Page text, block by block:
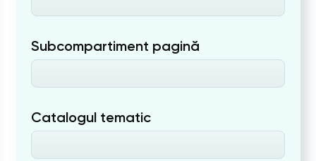
Subcompartiment pagină
Catalogul tematic